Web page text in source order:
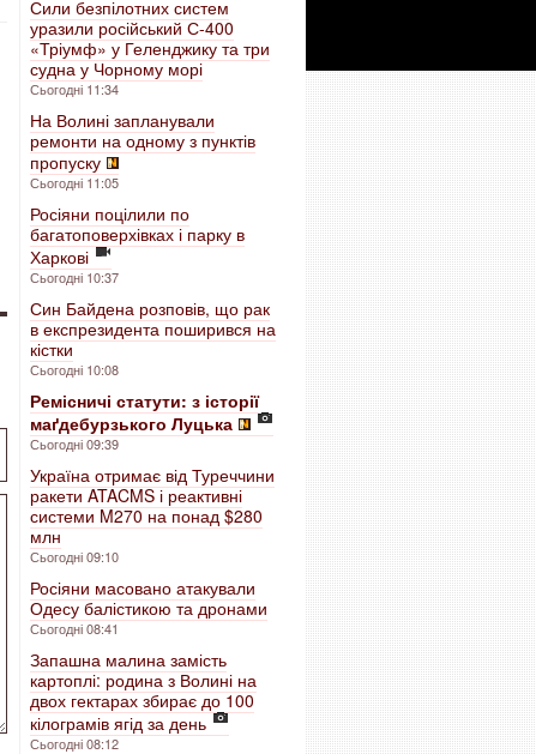
Сили безпілотних систем
уразили російський С-400
«Тріумф» у Геленджику та три
судна у Чорному морі
Сьогодні 11:34
На Волині запланували
ремонти на одному з пунктів
пропуску
Сьогодні 11:05
Росіяни поцілили по
багатоповерхівках і парку в
Харкові
Сьогодні 10:37
Син Байдена розповів, що рак
в експрезидента поширився на
кістки
Сьогодні 10:08
Ремісничі статути: з історії
маґдебурзького Луцька
Сьогодні 09:39
Україна отримає від Туреччини
ракети ATACMS і реактивні
системи M270 на понад $280
млн
Сьогодні 09:10
Росіяни масовано атакували
Одесу балістикою та дронами
Сьогодні 08:41
Запашна малина замість
картоплі: родина з Волині на
двох гектарах збирає до 100
кілограмів ягід за день
Сьогодні 08:12